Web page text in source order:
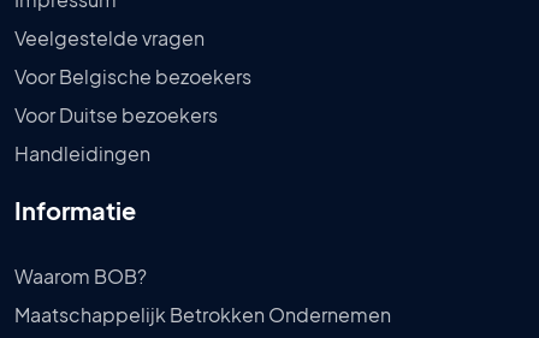
Veelgestelde vragen
Voor Belgische bezoekers
Voor Duitse bezoekers
Handleidingen
Informatie
Waarom BOB?
Maatschappelijk Betrokken Ondernemen